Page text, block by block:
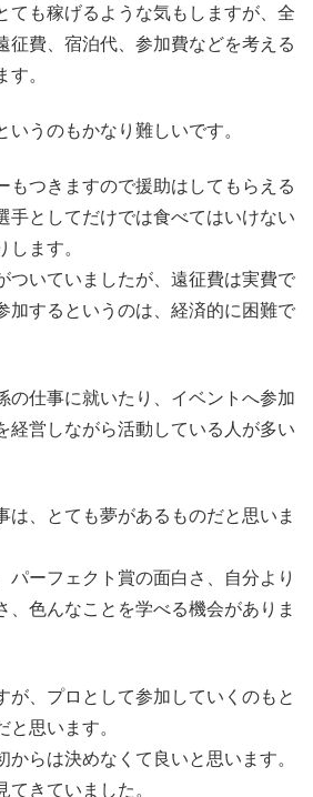
ても稼げるような気もしますが、全
征費、宿泊代、参加費などを考える
す。
うのもかなり難しいです。
もつきますので援助はしてもらえる
手としてだけでは食べてはいけない
します。
ついていましたが、遠征費は実費で
加するというのは、経済的に困難で
の仕事に就いたり、イベントへ参加
経営しながら活動している人が多い
は、とても夢があるものだと思いま
パーフェクト賞の面白さ、自分より
、色んなことを学べる機会がありま
が、プロとして参加していくのもと
と思います。
からは決めなくて良いと思います。
てきていました。